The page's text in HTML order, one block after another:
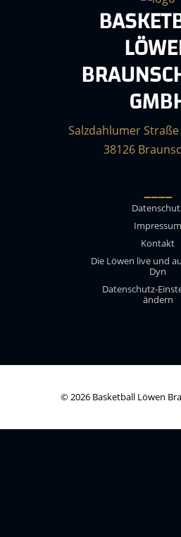
Salzdahlumer Straße
38126
____
Impressum
Kontakt
Die Löwen live und
Dyn
Datenschutz-
ändern
© 2026 Basketball Löwen